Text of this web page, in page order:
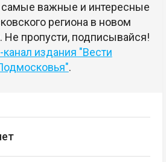
важные и интересные
региона в новом
Не пропусти, подписывайся!
издания "Вести
.